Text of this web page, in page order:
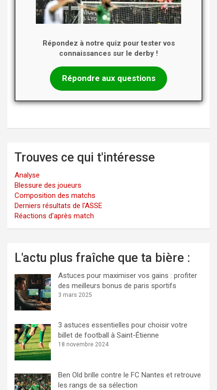
Répondez à notre quiz pour tester vos
connaissances sur le derby !
Répondre aux questions
Trouves ce qui t'intéresse
Analyse
Blessure des joueurs
Composition des matchs
Derniers résultats de l'ASSE
Réactions d'après match
L'actu plus fraîche que ta bière :
Astuces pour maximiser vos gains : profiter
des meilleurs bonus de paris sportifs
3 mars 2025
3 astuces essentielles pour choisir votre
billet de football à Saint-Étienne
18 novembre 2024
Ben Old brille contre le FC Nantes et retrouve
les rangs de sa sélection